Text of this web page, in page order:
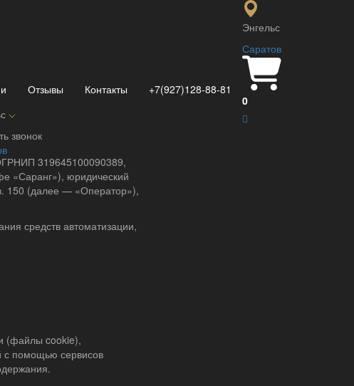
Энгельс
Саратов
0
Отзывы Контакты
+7(927)128-88-81
звонок
расположенный на
данных (далее —
свою дееспособность.
319645100090389,
«Саранг»), юридический
150 (далее — «Оператор»),
средств автоматизации,
(файлы cookie),
с помощью сервисов